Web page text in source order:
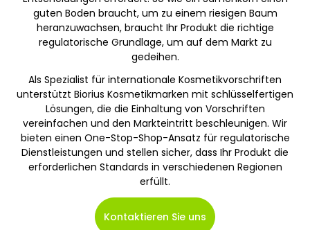
guten Boden braucht, um zu einem riesigen Baum
heranzuwachsen, braucht Ihr Produkt die richtige
regulatorische Grundlage, um auf dem Markt zu
gedeihen.
Als Spezialist für internationale Kosmetikvorschriften
unterstützt Biorius Kosmetikmarken mit schlüsselfertigen
Lösungen, die die Einhaltung von Vorschriften
vereinfachen und den Markteintritt beschleunigen. Wir
bieten einen One-Stop-Shop-Ansatz für regulatorische
Dienstleistungen und stellen sicher, dass Ihr Produkt die
erforderlichen Standards in verschiedenen Regionen
erfüllt.
Kontaktieren Sie uns